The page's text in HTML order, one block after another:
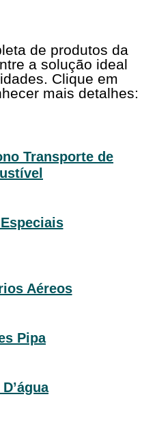
de produtos da
a solução ideal
Clique em
mais detalhes:
Transporte de
Aéreos
Pipa